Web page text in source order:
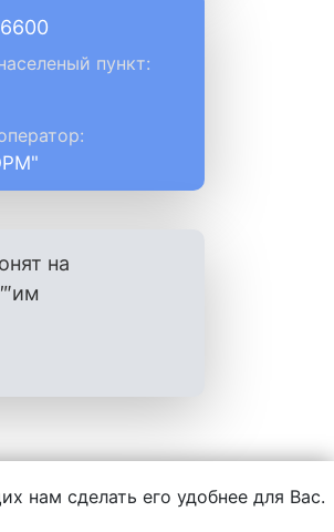
пункт:
на
пользователями.
нам сделать его удобнее для Вас.